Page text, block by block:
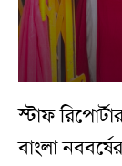
স্টাফ
বাংলা